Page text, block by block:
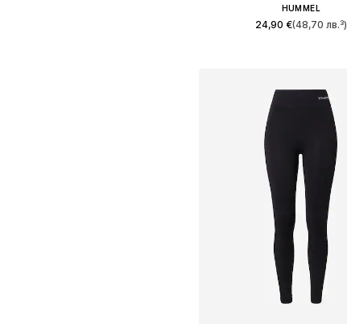
HUMMEL
24,90 €(48,70 лв.³)